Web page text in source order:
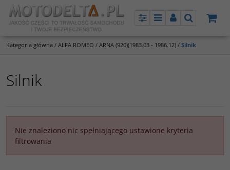
PanelMenuPanelSzukaj
Kategoria główna / ALFA ROMEO / ARNA (920)(1983.03 - 1986.12) / Silnik
Silnik
Nie znaleziono nic spełniającego ustawione kryteria
filtrowania